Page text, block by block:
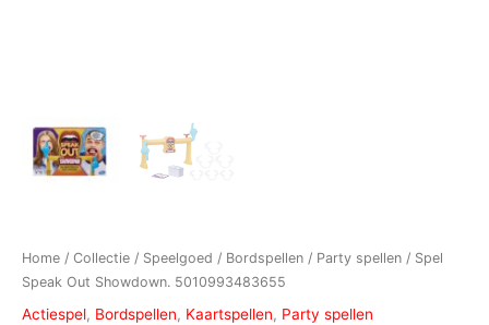
Home / Collectie / Speelgoed / Bordspellen / Party spellen / Spel
Speak Out Showdown. 5010993483655
Actiespel, Bordspellen, Kaartspellen, Party spellen